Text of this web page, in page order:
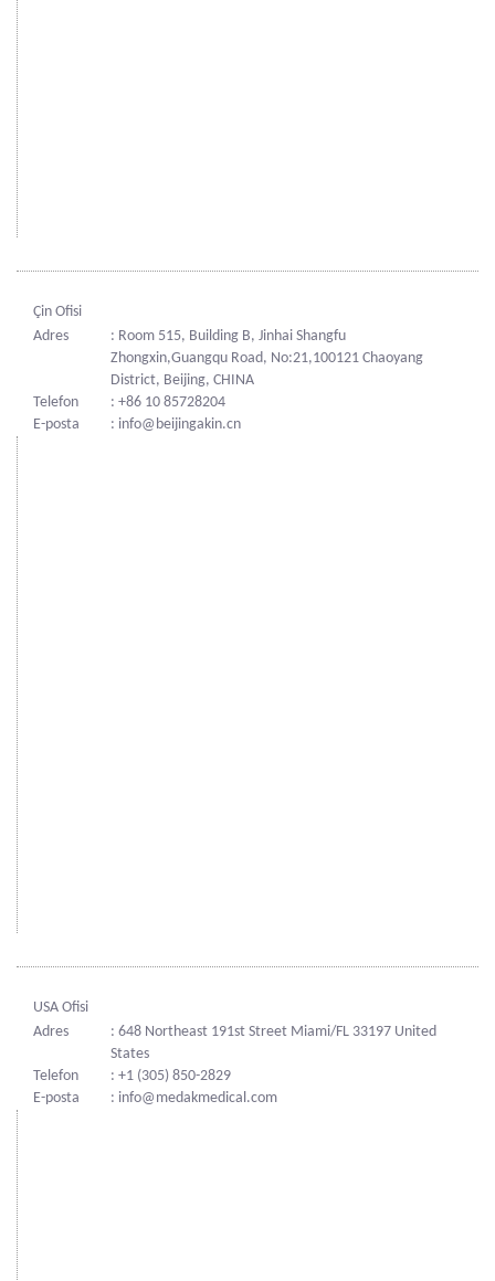
Çin Ofisi
Adres
: Room 515, Building B, Jinhai Shangfu
Zhongxin,Guangqu Road, No:21,100121 Chaoyang
District, Beijing, CHINA
Telefon
: +86 10 85728204
E-posta
: info@beijingakin.cn
USA Ofisi
Adres
: 648 Northeast 191st Street Miami/FL 33197 United
States
Telefon
: +1 (305) 850-2829
E-posta
: info@medakmedical.com